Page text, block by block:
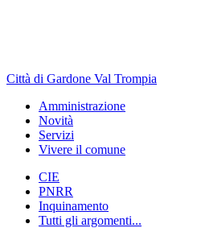
Città di Gardone Val Trompia
Amministrazione
Novità
Servizi
Vivere il comune
CIE
PNRR
Inquinamento
Tutti gli argomenti...